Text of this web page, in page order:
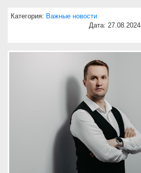
Категория: Важные новости
Дата: 27.08.2024